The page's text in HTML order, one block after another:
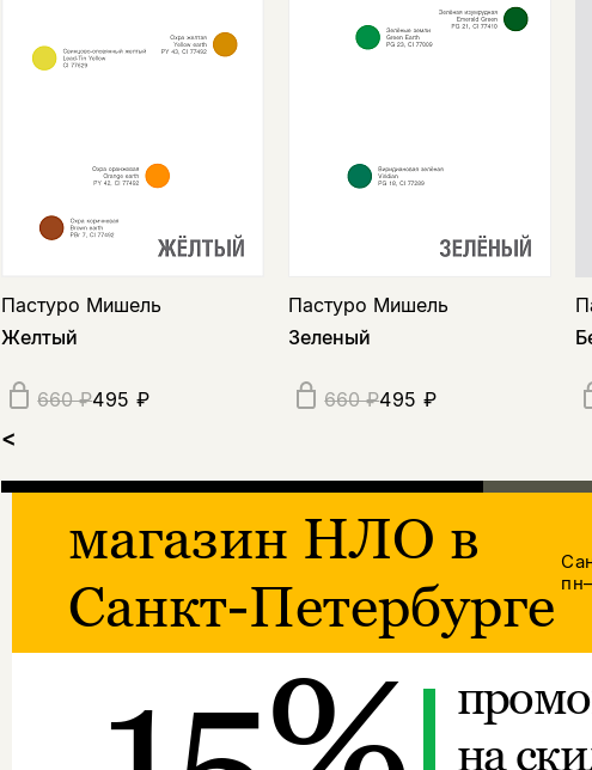
Пастуро Мишель
Желтый
660 ₽495 ₽
Пастуро Мишель
Зеленый
660 ₽495 ₽
<
магазин НЛО в
Санкт-Петербурге
на